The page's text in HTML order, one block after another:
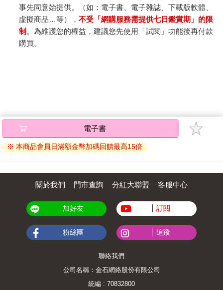
事先同意始提供。（如：電子書、電子雜誌、下載版軟體、
虛擬商品…等），不受「網購服務需提供七日鑑賞期」的限
制 。為維護您的權益，建議您先使用「試閱」功能後再付款
購買。
電子書
※ 本商品會員日滿額金幣加碼回饋最高15倍
關於我們 門市查詢 分紅大聯盟 客服中心
加好友 訂閱
粉絲團 追蹤
聯絡我們
公司名稱：金石網絡股份有限公司
統編 : 70832800